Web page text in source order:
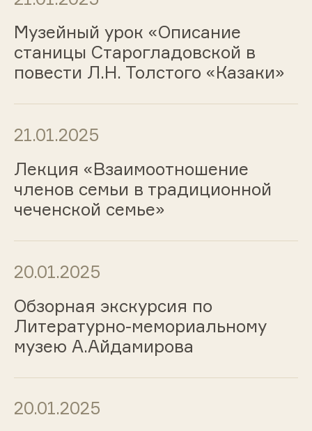
Музейный урок «Описание
станицы Старогладовской в
повести Л.Н. Толстого «Казаки»
21.01.2025
Лекция «Взаимоотношение
членов семьи в традиционной
чеченской семье»
20.01.2025
Обзорная экскурсия по
Литературно-мемориальному
музею А.Айдамирова
20.01.2025